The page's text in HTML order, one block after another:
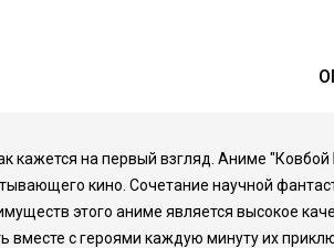
кажется на первый взгляд. Аниме
кино. Сочетание научной
этого аниме является высокое
вместе с героями каждую минуту их